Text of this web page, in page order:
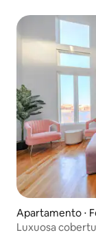
Apartamento ⋅
Luxuosa